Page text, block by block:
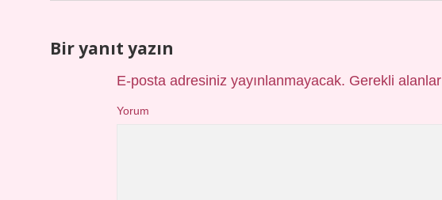
Bir yanıt yazın
E-posta adresiniz yayınlanmayacak. Gerekli alanlar
Yorum